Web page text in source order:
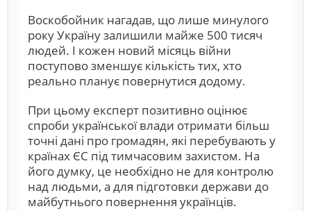
Воскобойник нагадав, що лише минулого
року Україну залишили майже 500 тисяч
людей. І кожен новий місяць війни
поступово зменшує кількість тих, хто
реально планує повернутися додому.
При цьому експерт позитивно оцінює
спроби української влади отримати більш
точні дані про громадян, які перебувають у
країнах ЄС під тимчасовим захистом. На
його думку, це необхідно не для контролю
над людьми, а для підготовки держави до
майбутнього повернення українців.